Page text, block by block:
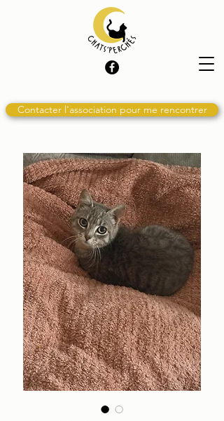
Contacter l'association pour me rencontrer